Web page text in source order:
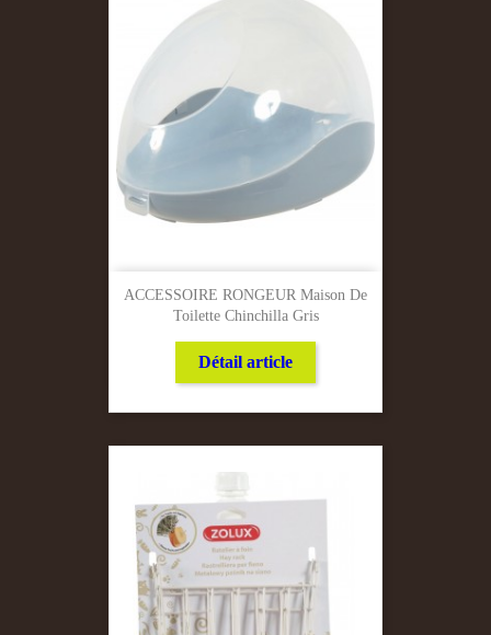
ACCESSOIRE RONGEUR Maison De
Toilette Chinchilla Gris
Détail article